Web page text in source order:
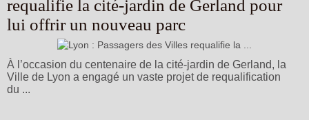
requalifie la cité-jardin de Gerland pour
lui offrir un nouveau parc
À l’occasion du centenaire de la cité-jardin de Gerland, la
Ville de Lyon a engagé un vaste projet de requalification
du ...